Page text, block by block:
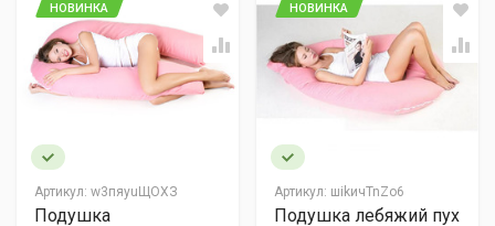
Артикул: w3пяyuЩOXЗ
НОВИНКА
Подушка
Артикул: шikичTnZo6
НОВИНКА
Подушка лебяжий пух